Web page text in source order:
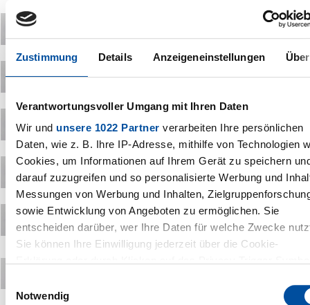
Zustimmung Details Anzeigeneinstellungen
Verantwortungsvoller Umgang mit Ihren Daten
Wir und unsere 1022 Partner verarbeiten Ihre persönlichen
Daten, wie z. B. Ihre IP-Adresse, mithilfe von Technologien
Cookies, um Informationen auf Ihrem Gerät zu speichern
darauf zuzugreifen und so personalisierte Werbung und
Messungen von Werbung und Inhalten,
sowie Entwicklung von Angeboten zu ermöglichen. Sie
entscheiden darüber, wer Ihre Daten für welche Zwecke
Sie können Ihre Einwilligung jederzeit über die Cookie-
Notwendig